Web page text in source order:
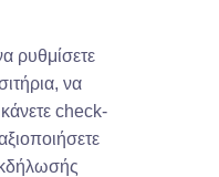
ρυθμίσετε
να
κάνετε check-